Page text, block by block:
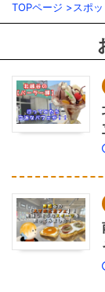
TOPページ >スポッ